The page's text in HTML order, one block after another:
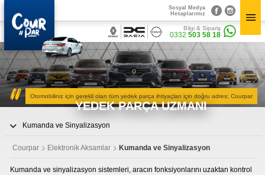
0332
Sosyal Medya
Hesaplarımız
×
Kurumsal
» Hakkımızda
Yedek Parçalar
» Kaportacı Aksamları
» Bakım Ürünleri
Sosyal Medya
Hesaplarımız
Bilgi & Sipariş
0332503 58 18
Otomobiliniz için gerekli olan tüm yedek parça ihtiyaçları için doğru adres; Courpar
YEDEK PARÇA UZMANI
Kumanda ve Sinyalizasyon
×
CourPar
Yedek Parça
Parça Bulucu
Elektronik Aksamlar
Courpar Elektronik Aksamlar Kumanda ve Sinyalizasyon
Kumanda ve sinyalizasyon sistemleri, aracın fonksiyonlarını uzaktan kontrol